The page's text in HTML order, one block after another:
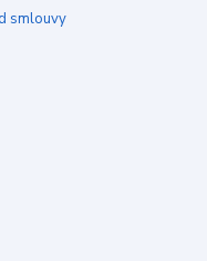
smlouvy